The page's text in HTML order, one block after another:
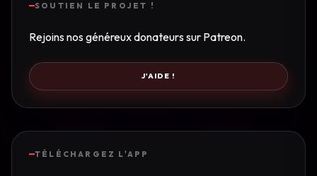
SOUTIEN LE PROJET !
Rejoins nos généreux donateurs sur Patreon.
J'AIDE !
TÉLÉCHARGEZ L'APP